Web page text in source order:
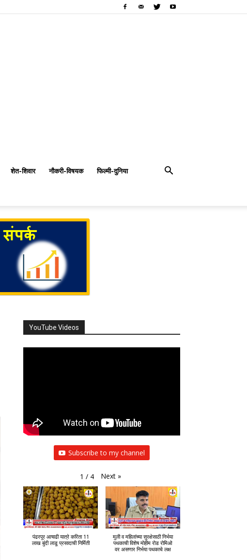
शेत-शिवार नौकरी-विषयक फिल्मी-दुनिया
YouTube Videos
Subscribe to my channel
1 / 4 Next »
पंढरपूर आषाढी यात्रे करिता 11
लाख बुंदी लाडू प्रसादाची निर्मिती
मुली व महिलांच्या सुरक्षेसाठी निर्भया
पथकाची विशेष मोहीम रोड रोमिओ
वर असणार निर्भया पथकाचे लक्ष